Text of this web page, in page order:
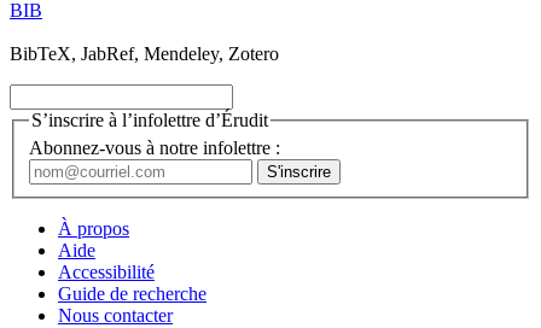
BIB
BibTeX, JabRef, Mendeley, Zotero
S’inscrire à l’infolettre d’Érudit
Abonnez-vous à notre infolettre :
À propos
Aide
Accessibilité
Guide de recherche
Nous contacter